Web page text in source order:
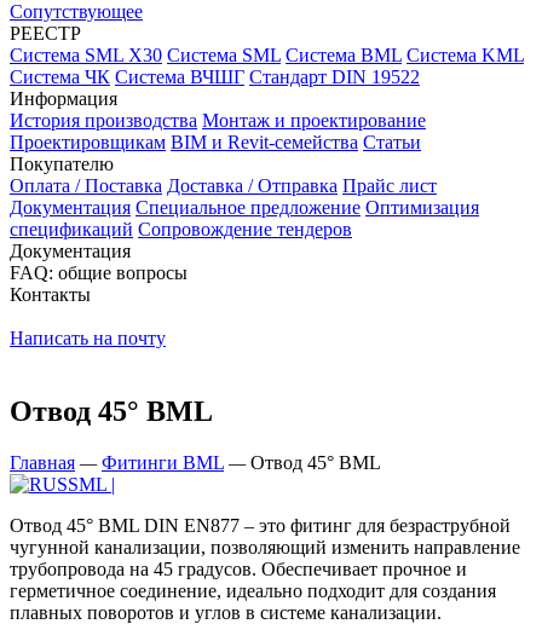
Сопутствующее
РЕЕСТР
Система SML X30 Система SML Система BML Система KML
Система ЧК Система ВЧШГ Стандарт DIN 19522
Информация
История производства Монтаж и проектирование
Проектировщикам BIM и Revit-семейства Статьи
Покупателю
Оплата / Поставка Доставка / Отправка Прайс лист
Документация Специальное предложение Оптимизация
спецификаций Сопровождение тендеров
Документация
FAQ: общие вопросы
Контакты
Написать на почту
Отвод 45° BML
Главная — Фитинги BML — Отвод 45° BML
Отвод 45° BML DIN EN877 – это фитинг для безраструбной
чугунной канализации, позволяющий изменить направление
трубопровода на 45 градусов. Обеспечивает прочное и
герметичное соединение, идеально подходит для создания
плавных поворотов и углов в системе канализации.